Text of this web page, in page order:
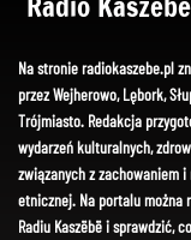
Na stronie radiokaszebe.pl
przez Wejherowo, Lębork,
Trójmiasto. Redakcja
wydarzeń kulturalnych,
związanych z zachowaniem
etnicznej. Na portalu można
Radiu Kaszëbë i sprawdzić,